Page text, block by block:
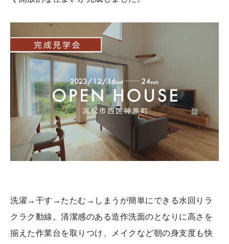
洗濯→干す→たたむ→しまうが簡単にできる水回りラ
クラク動線。清潔感のある造作洗面のとなりに高さを
揃えた作業台を取りつけ、メイクなど朝の身支度も快